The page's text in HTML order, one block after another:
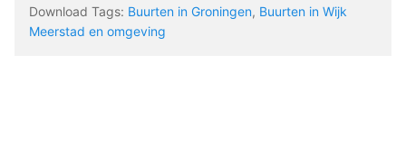
Download Tags: Buurten in Groningen, Buurten in Wijk
Meerstad en omgeving